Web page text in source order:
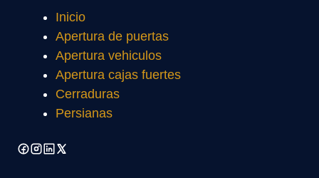
Inicio
Apertura de puertas
Apertura vehiculos
Apertura cajas fuertes
Cerraduras
Persianas